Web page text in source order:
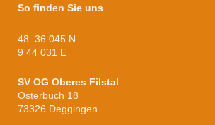
So finden Sie uns
48 36 045 N
9 44 031 E
SV OG Oberes Filstal
Osterbuch 18
73326 Deggingen